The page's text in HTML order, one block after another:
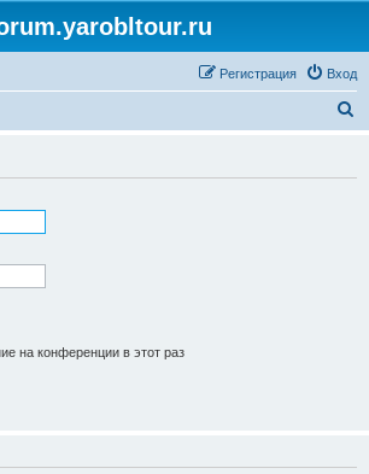
Вход
Регистрация
на конференции в этот раз